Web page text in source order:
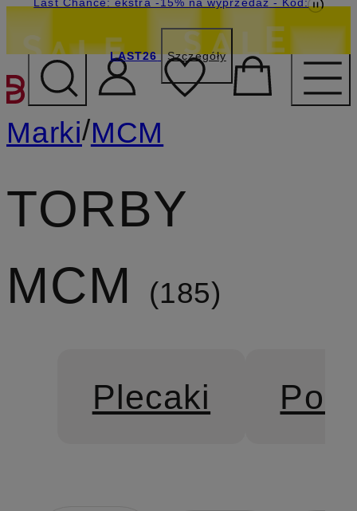
PRZEJDŹ DO GŁÓWNEJ
LAST26 Szczegóły
Marki/MCM
TORBY
MCM
185
Plecaki